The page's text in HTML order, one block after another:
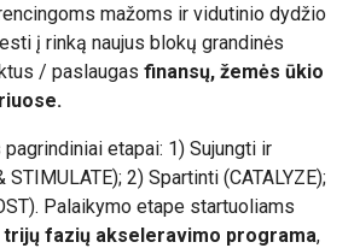
mažoms ir vidutinio dydžio
į rinką naujus blokų grandinės
/ paslaugas finansų, žemės ūkio
etapai: 1) Sujungti ir
STIMULATE); 2) Spartinti (CATALYZE);
Palaikymo etape startuoliams
trijų fazių akseleravimo programa,